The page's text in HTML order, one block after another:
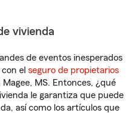
vivienda
de eventos inesperados
el seguro de propietarios
MS. Entonces, ¿qué
le garantiza que puede
así como los artículos que